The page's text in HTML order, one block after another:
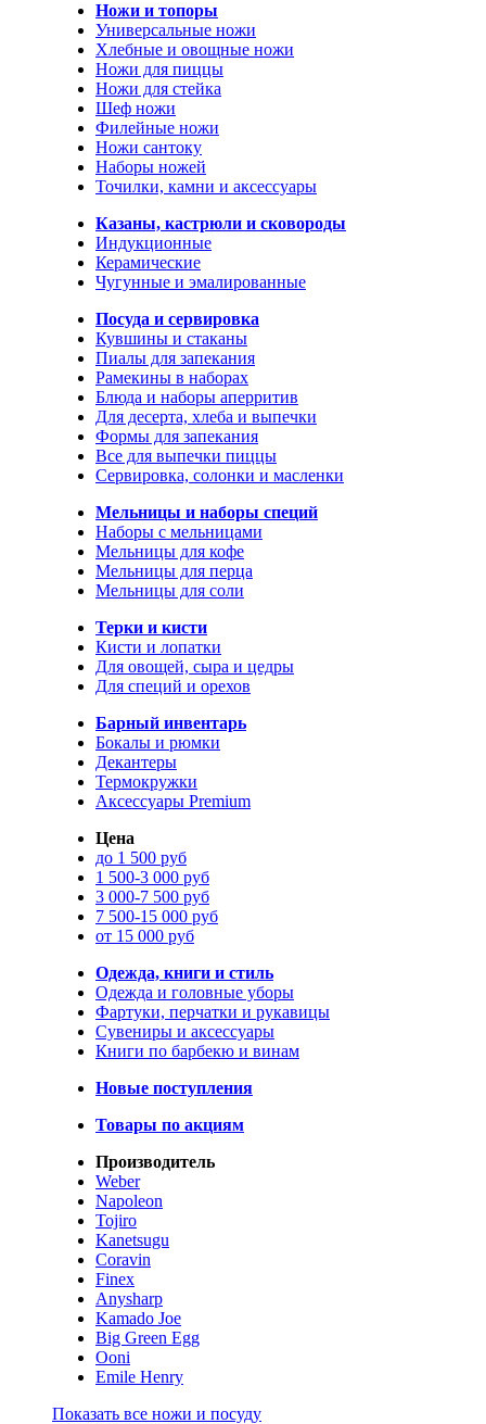
Ножи и топоры
Универсальные ножи
Хлебные и овощные ножи
Ножи для пиццы
Ножи для стейка
Шеф ножи
Филейные ножи
Ножи сантоку
Наборы ножей
Точилки, камни и аксессуары
Казаны, кастрюли и сковороды
Индукционные
Керамические
Чугунные и эмалированные
Посуда и сервировка
Кувшины и стаканы
Пиалы для запекания
Рамекины в наборах
Блюда и наборы аперритив
Для десерта, хлеба и выпечки
Формы для запекания
Все для выпечки пиццы
Сервировка, солонки и масленки
Мельницы и наборы специй
Наборы с мельницами
Мельницы для кофе
Мельницы для перца
Мельницы для соли
Терки и кисти
Кисти и лопатки
Для овощей, сыра и цедры
Для специй и орехов
Барный инвентарь
Бокалы и рюмки
Декантеры
Термокружки
Аксессуары Premium
Цена
до 1 500 руб
1 500-3 000 руб
3 000-7 500 руб
7 500-15 000 руб
от 15 000 руб
Одежда, книги и стиль
Одежда и головные уборы
Фартуки, перчатки и рукавицы
Сувениры и аксессуары
Книги по барбекю и винам
Новые поступления
Товары по акциям
Производитель
Weber
Napoleon
Tojiro
Kanetsugu
Coravin
Finex
Anysharp
Kamado Joe
Big Green Egg
Ooni
Emile Henry
Показать все ножи и посуду